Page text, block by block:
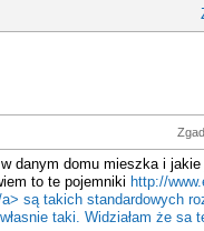
danym domu mieszka i
to te pojemniki http://
są takich standardowych
taki. Widziałam że sa